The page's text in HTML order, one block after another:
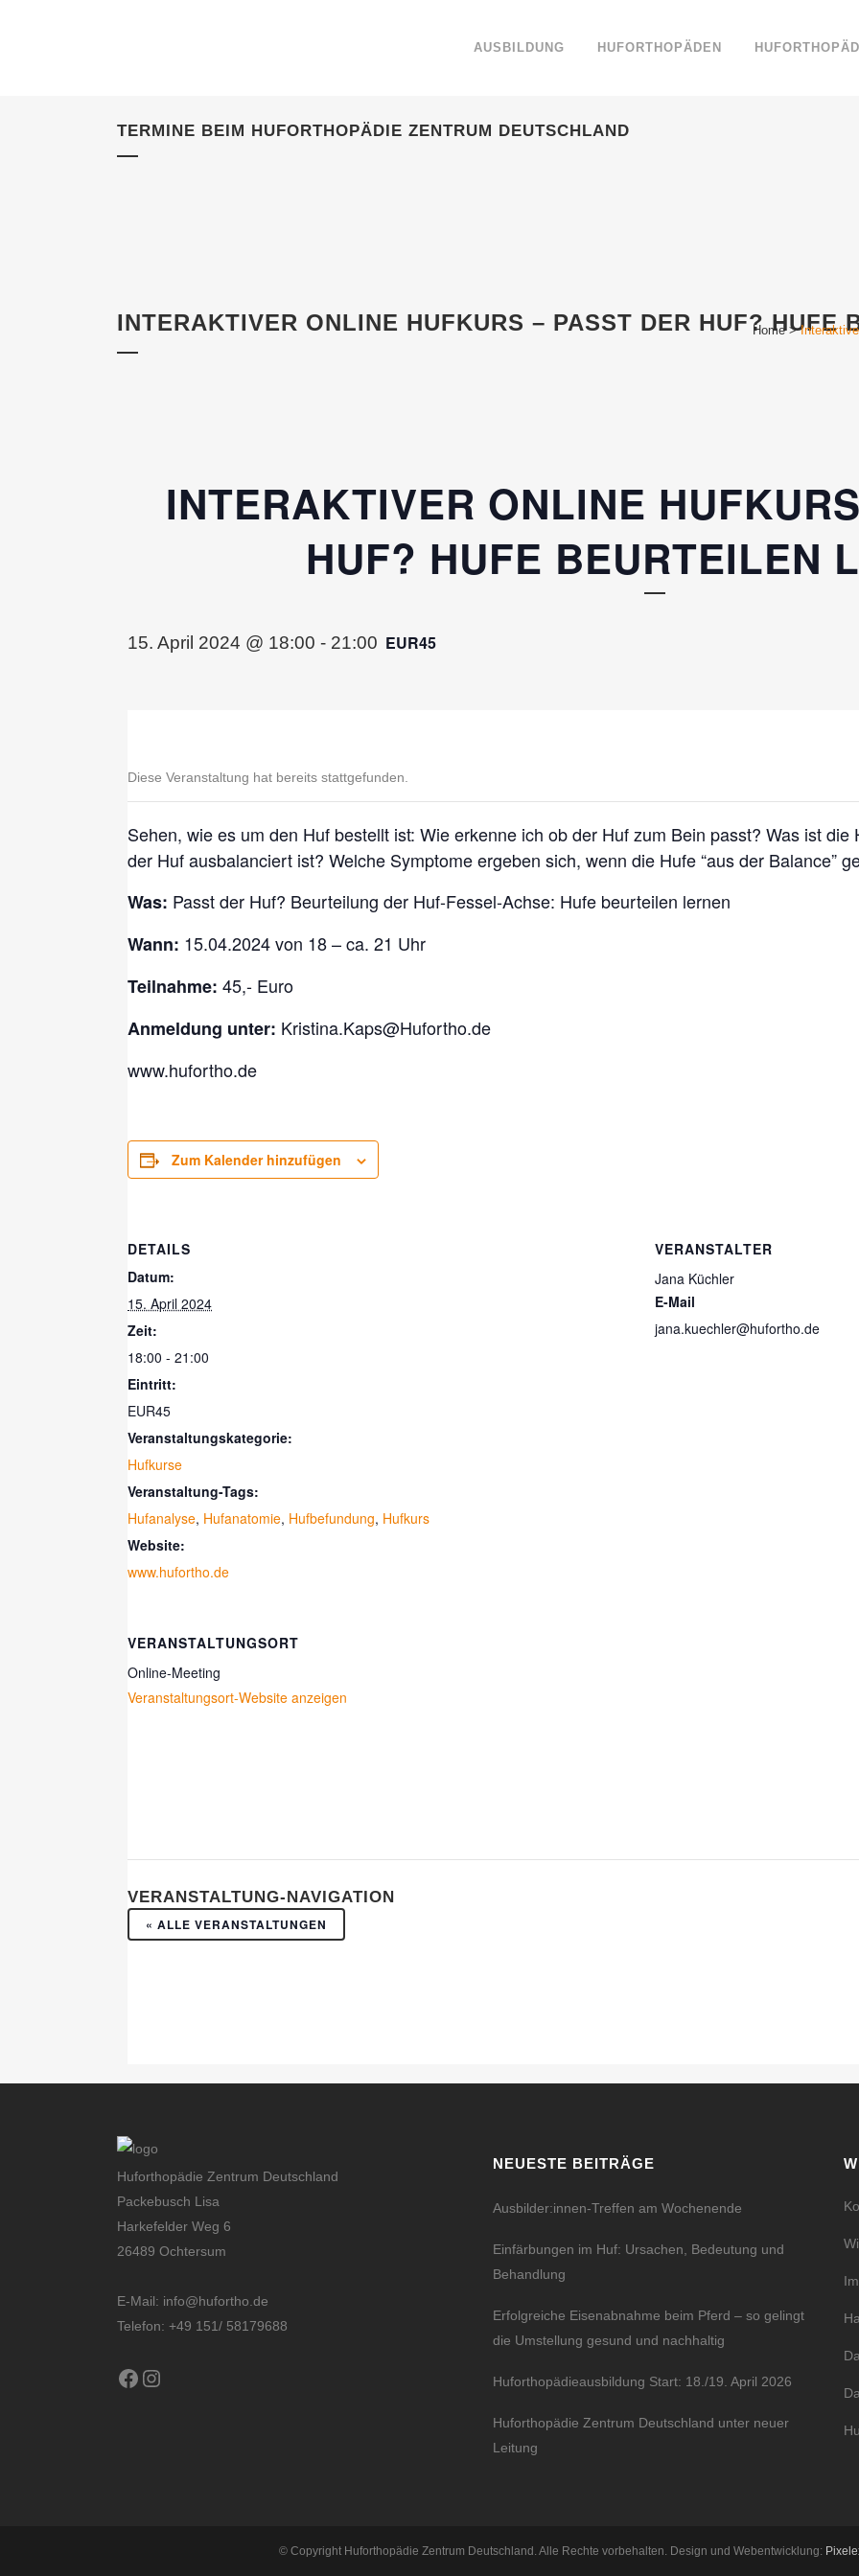
AUSBILDUNG HUFORTHOPÄDEN
TERMINE BEIM HUFORTHOPÄDIE ZENTRUM DEUTSCHLAND
INTERAKTIVER ONLINE HUFKURS – PASST DER HUF? HUFE
Home>
INTERAKTIVER ONLINE
HUF? HUFE BEURTEILEN
15. April 2024 @ 18:00 - 21:00 EUR45
Diese Veranstaltung hat bereits stattgefunden.
Sehen, wie es um den Huf bestellt ist: Wie erkenne ich ob der Huf zum Bein passt? Was ist
der Huf ausbalanciert ist? Welche Symptome ergeben sich, wenn die Hufe “aus der Balance”
Was: Passt der Huf? Beurteilung der Huf-Fessel-Achse: Hufe beurteilen lernen
Wann: 15.04.2024 von 18 – ca. 21 Uhr
Teilnahme: 45,- Euro
Anmeldung unter: Kristina.Kaps@Hufortho.de
www.hufortho.de
Zum Kalender hinzufügen
DETAILS
Datum:
15. April 2024
Zeit:
18:00 - 21:00
Eintritt:
EUR45
Veranstaltungskategorie:
Hufkurse
Veranstaltung-Tags:
Hufanalyse, Hufanatomie, Hufbefundung, Hufkurs
Website:
www.hufortho.de
VERANSTALTER
Jana Küchler
E-Mail
jana.kuechler@hufortho.de
VERANSTALTUNGSORT
Online-Meeting
Veranstaltungsort-Website anzeigen
VERANSTALTUNG-NAVIGATION
« ALLE VERANSTALTUNGEN
Huforthopädie Zentrum Deutschland
Packebusch Lisa
Harkefelder Weg 6
26489 Ochtersum
E-Mail: info@hufortho.de
Telefon: +49 151/ 58179688
Facebook
Instagram
NEUESTE BEITRÄGE
Ausbilder:innen-Treffen am Wochenende
Einfärbungen im Huf: Ursachen, Bedeutung und
Behandlung
Erfolgreiche Eisenabnahme beim Pferd – so gelingt
die Umstellung gesund und nachhaltig
Huforthopädieausbildung Start: 18./19. April 2026
Huforthopädie Zentrum Deutschland unter neuer
Leitung
© Copyright Huforthopädie Zentrum Deutschland. Alle Rechte vorbehalten. Design und Webentwicklung: